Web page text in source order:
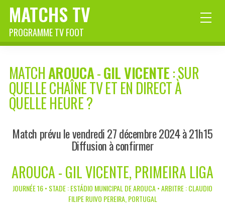
MATCHS TV
PROGRAMME TV FOOT
MATCHAROUCA-GIL VICENTE: SUR
QUELLE CHAÎNE TV ET EN DIRECT À
QUELLE HEURE ?
Match prévu le vendredi 27 décembre 2024 à 21h15
Diffusion à confirmer
AROUCA - GIL VICENTE, PRIMEIRA LIGA
JOURNÉE 16 • STADE : ESTÁDIO MUNICIPAL DE AROUCA • ARBITRE : CLAUDIO
FILIPE RUIVO PEREIRA, PORTUGAL